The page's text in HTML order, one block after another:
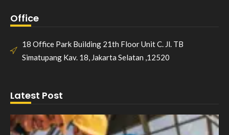
Office
18 Office Park Building 21th Floor Unit C. Jl. TB
Simatupang Kav. 18, Jakarta Selatan ,12520
Latest Post